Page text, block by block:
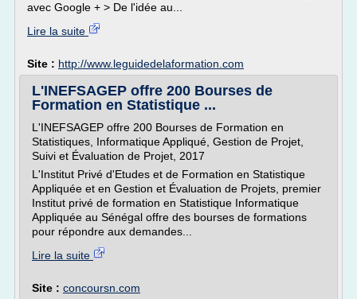
avec Google + > De l'idée au...
Lire la suite
Site : http://www.leguidedelaformation.com
L'INEFSAGEP offre 200 Bourses de
Formation en Statistique ...
L'INEFSAGEP offre 200 Bourses de Formation en
Statistiques, Informatique Appliqué, Gestion de Projet,
Suivi et Évaluation de Projet, 2017
L'Institut Privé d'Etudes et de Formation en Statistique
Appliquée et en Gestion et Évaluation de Projets, premier
Institut privé de formation en Statistique Informatique
Appliquée au Sénégal offre des bourses de formations
pour répondre aux demandes...
Lire la suite
Site : concoursn.com